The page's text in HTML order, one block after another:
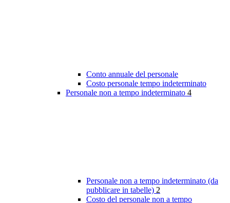
Conto annuale del personale
Costo personale tempo indeterminato
Personale non a tempo indeterminato 4
Personale non a tempo indeterminato (da
pubblicare in tabelle) 2
Costo del personale non a tempo